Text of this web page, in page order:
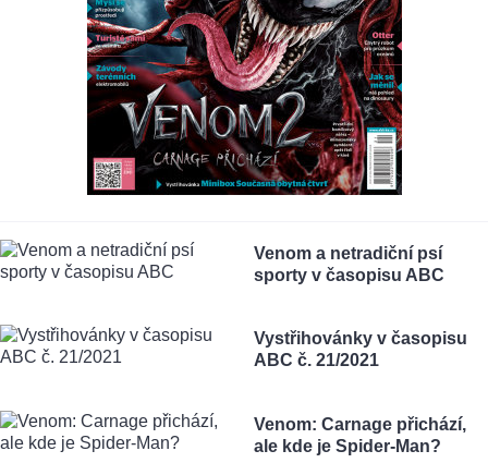
Venom a netradiční psí
sporty v časopisu ABC
Vystřihovánky v časopisu
ABC č. 21/2021
Venom: Carnage přichází,
ale kde je Spider-Man?